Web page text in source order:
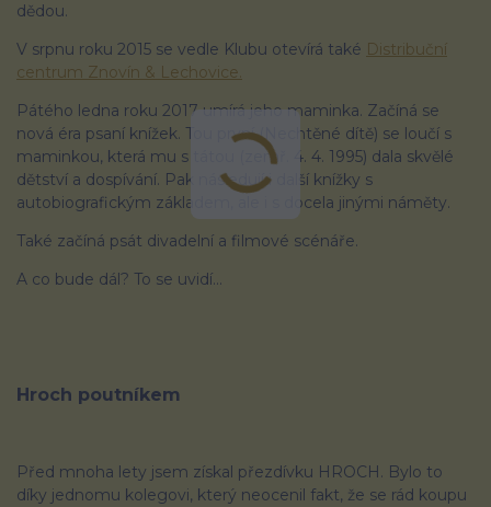
dědou.
V srpnu roku 2015 se vedle Klubu otevírá také Distribuční
centrum Znovín & Lechovice.
Pátého ledna roku 2017 umírá jeho maminka. Začíná se
nová éra psaní knížek. Tou první (Nechtěné dítě) se loučí s
maminkou, která mu s tátou (zemř. 4. 4. 1995) dala skvělé
dětství a dospívání. Pak následují i další knížky s
autobiografickým základem, ale i s docela jinými náměty.
Také začíná psát divadelní a filmové scénáře.
A co bude dál? To se uvidí...
Hroch poutníkem
Před mnoha lety jsem získal přezdívku HROCH. Bylo to
díky jednomu kolegovi, který neocenil fakt, že se rád koupu